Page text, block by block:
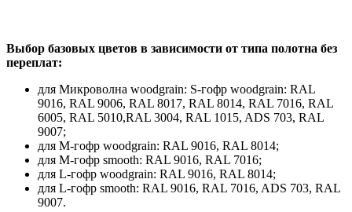
Выбор базовых цветов в зависимости от типа полотна без
переплат:
для Микроволна woodgrain: S-гофр woodgrain: RAL
9016, RAL 9006, RAL 8017, RAL 8014, RAL 7016, RAL
6005, RAL 5010,RAL 3004, RAL 1015, ADS 703, RAL
9007;
для М-гофр woodgrain: RAL 9016, RAL 8014;
для М-гофр smooth: RAL 9016, RAL 7016;
для L-гофр woodgrain: RAL 9016, RAL 8014;
для L-гофр smooth: RAL 9016, RAL 7016, ADS 703, RAL
9007.